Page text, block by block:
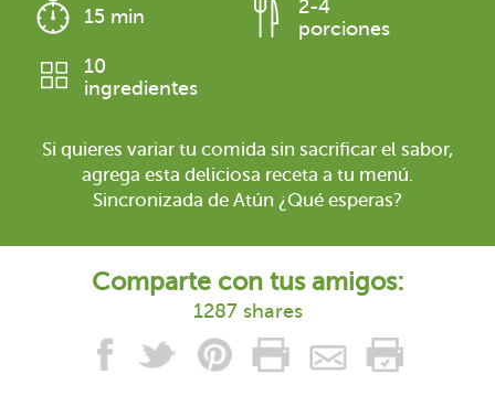
15 min
2-4
porciones
10
ingredientes
Si quieres variar tu comida sin sacrificar el sabor,
agrega esta deliciosa receta a tu menú.
Sincronizada de Atún ¿Qué esperas?
Comparte con tus amigos:
1287 shares